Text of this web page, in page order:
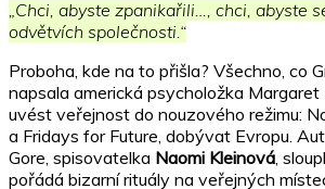
„Chci, abyste zpanikařili…, chci, abyste
odvětvích společnosti.“
Proboha, kde na to přišla? Všechno, co
napsala americká psycholožka
uvést veřejnost do nouzového režimu:
a Fridays for Future, dobývat Evropu.
Gore, spisovatelka Naomi Kleinová,
pořádá bizarní rituály na veřejných